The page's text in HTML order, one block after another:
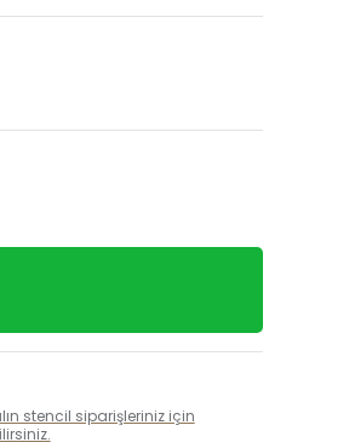
stencil siparişleriniz için